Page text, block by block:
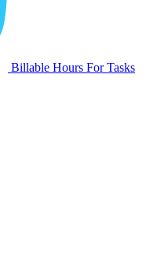
Billable Hours For Tasks